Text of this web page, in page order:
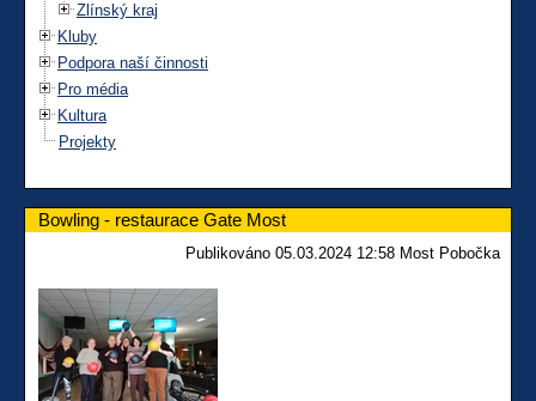
Zlínský kraj
Kluby
Podpora naší činnosti
Pro média
Kultura
Projekty
Bowling - restaurace Gate Most
Publikováno 05.03.2024 12:58 Most Pobočka